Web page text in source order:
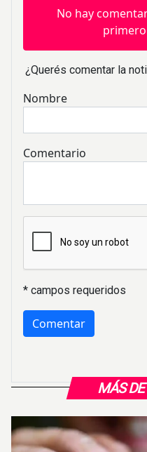
MÁS
No hay
primero
¿Querés comentar la
Nombre
Comentario
* campos requeridos